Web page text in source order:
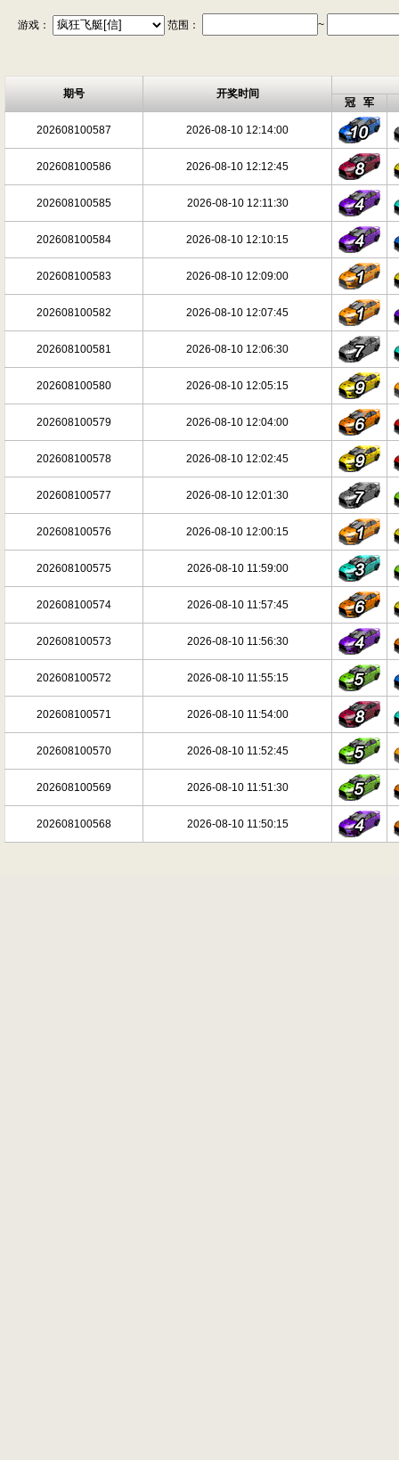
游戏： 范围： ~
期号 开奖时间
冠 军
202608100587 2026-08-10 12:14:00
202608100586 2026-08-10 12:12:45
202608100585 2026-08-10 12:11:30
202608100584 2026-08-10 12:10:15
202608100583 2026-08-10 12:09:00
202608100582 2026-08-10 12:07:45
202608100581 2026-08-10 12:06:30
202608100580 2026-08-10 12:05:15
202608100579 2026-08-10 12:04:00
202608100578 2026-08-10 12:02:45
202608100577 2026-08-10 12:01:30
202608100576 2026-08-10 12:00:15
202608100575 2026-08-10 11:59:00
202608100574 2026-08-10 11:57:45
202608100573 2026-08-10 11:56:30
202608100572 2026-08-10 11:55:15
202608100571 2026-08-10 11:54:00
202608100570 2026-08-10 11:52:45
202608100569 2026-08-10 11:51:30
202608100568 2026-08-10 11:50:15